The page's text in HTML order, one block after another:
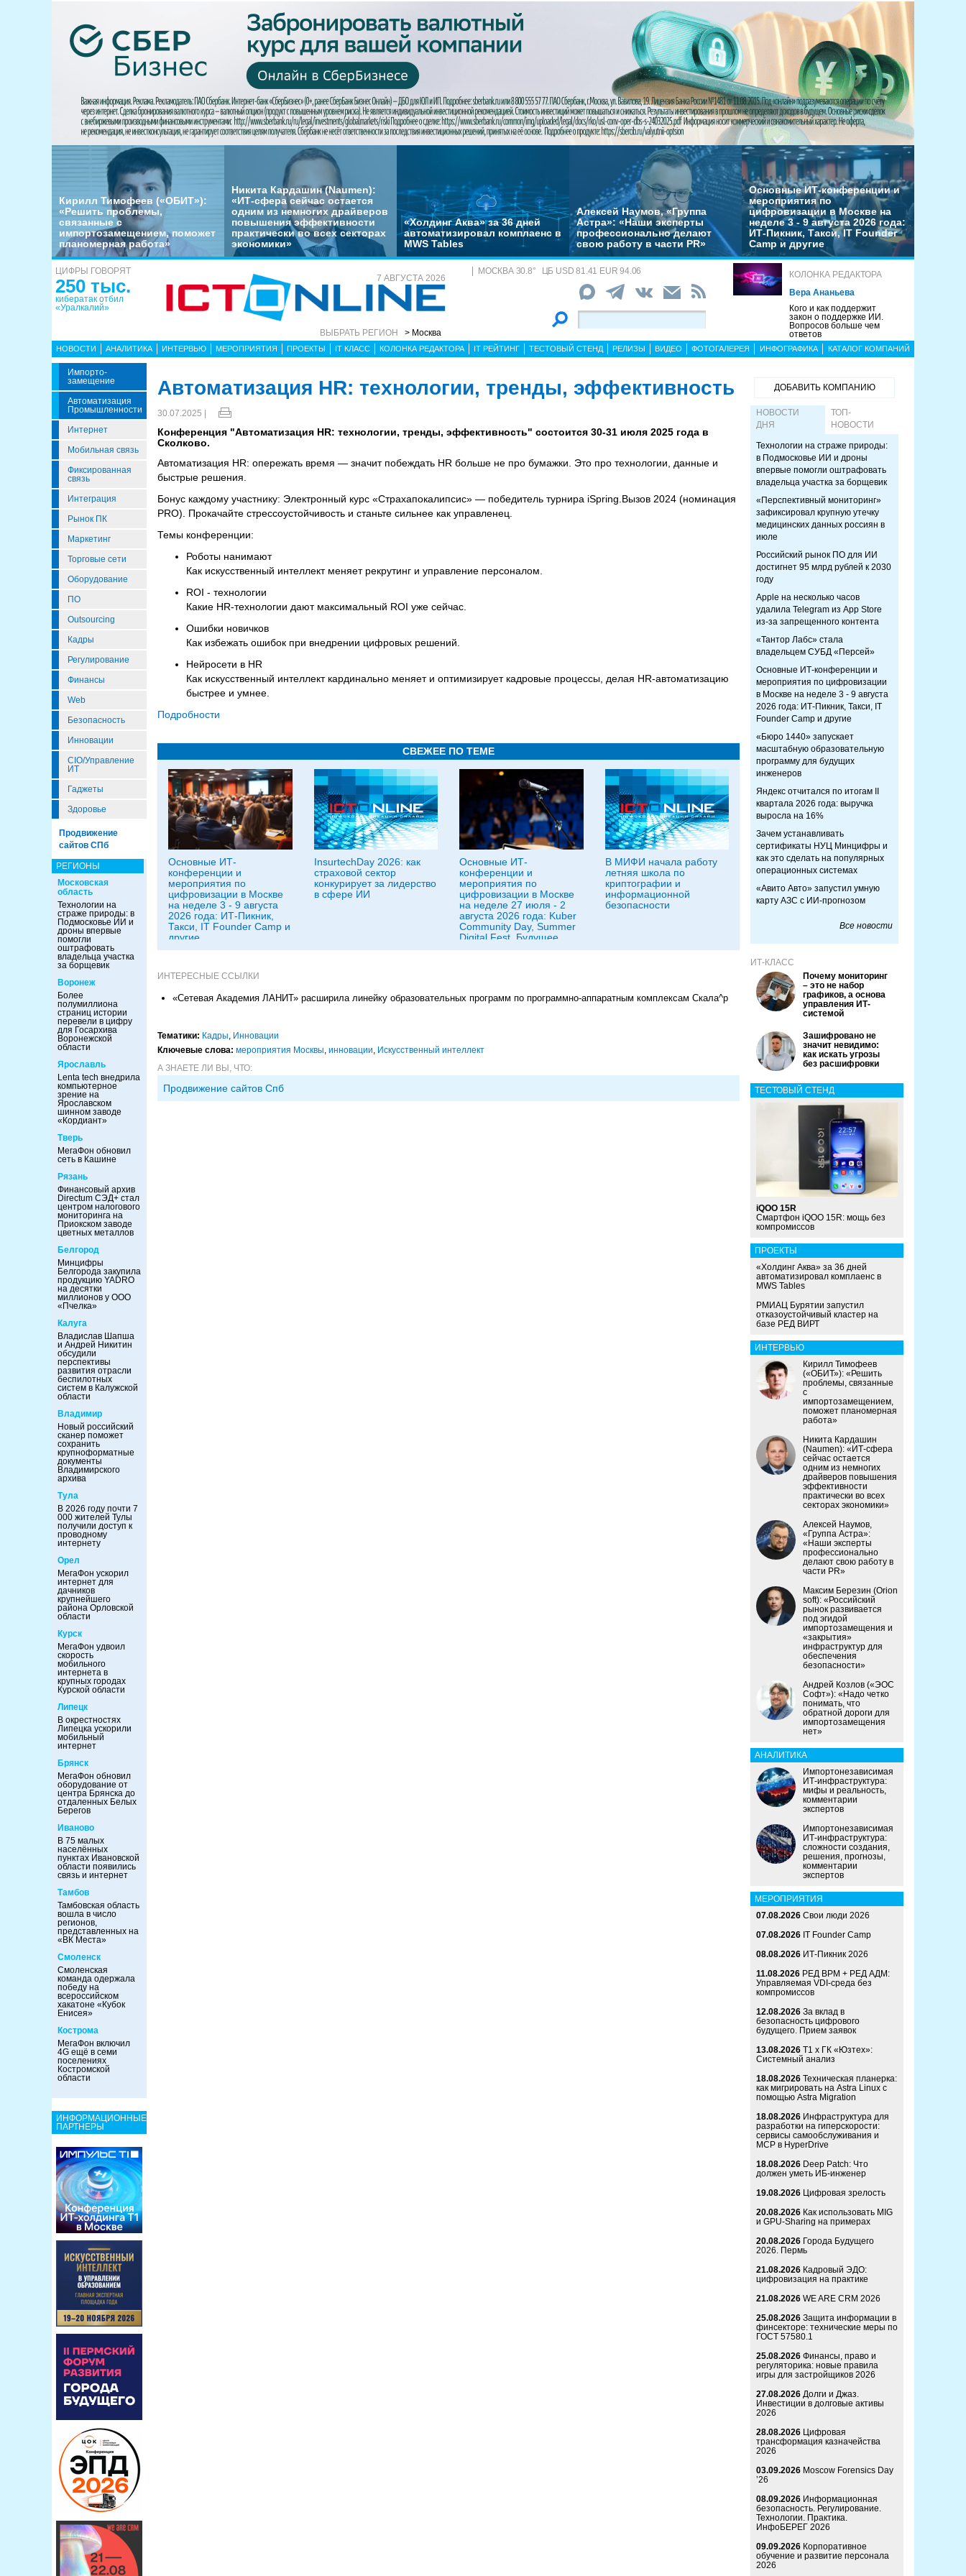
Кирилл Тимофеев («ОБИТ»):
«Решить проблемы,
связанные с
импортозамещением, поможет
планомерная работа»
Никита Кардашин (Naumen):
«ИТ-сфера сейчас остается
одним из немногих драйверов
повышения эффективности
практически во всех секторах
экономики»
«Холдинг Аква» за 36 дней
автоматизировал комплаенс в
MWS Tables
Алексей Наумов, «Группа
Астра»: «Наши эксперты
профессионально делают
свою работу в части PR»
Основные ИТ-конференции и
мероприятия по
цифровизации в Москве на
неделе 3 - 9 августа 2026 года:
ИТ-Пикник, Такси, IT Founder
Camp и другие
ЦИФРЫ ГОВОРЯТ
250 тыс.
кибератак отбил
«Уралкалий»
7 АВГУСТА 2026
ВЫБРАТЬ РЕГИОН > Москва
МОСКВА 30.8° ЦБ USD 81.41 EUR 94.06
КОЛОНКА РЕДАКТОРА
Вера Ананьева
Кого и как поддержит
закон о поддержке ИИ.
Вопросов больше чем
ответов
НОВОСТИ АНАЛИТИКА ИНТЕРВЬЮ МЕРОПРИЯТИЯ ПРОЕКТЫ IT КЛАСС КОЛОНКА РЕДАКТОРА IT РЕЙТИНГ ТЕСТОВЫЙ СТЕНД РЕЛИЗЫ ВИДЕО ФОТОГАЛЕРЕЯ ИНФОГРАФИКА КАТАЛОГ КОМПАНИЙ
Импорто­
Замещение
Автоматизация
Промышленности
Интернет
Мобильная связь
Фиксированная
связь
Интеграция
Рынок ПК
Маркетинг
Торговые сети
Оборудование
ПО
Outsourcing
Кадры
Регулирование
Финансы
Web
Безопасность
Инновации
CIO/Управление
ИТ
Гаджеты
Здоровье
Продвижение
сайтов СПб
РЕГИОНЫ
Московская
область
Технологии на
страже природы: в
Подмосковье ИИ и
дроны впервые
помогли
оштрафовать
владельца участка
за борщевик
Воронеж
Более
полумиллиона
страниц истории
перевели в цифру
для Госархива
Воронежской
области
Ярославль
Lenta tech внедрила
компьютерное
зрение на
Ярославском
шинном заводе
«Кордиант»
Тверь
МегаФон обновил
сеть в Кашине
Рязань
Финансовый архив
Directum СЭД+ стал
центром налогового
мониторинга на
Приокском заводе
цветных металлов
Белгород
Минцифры
Белгорода закупила
продукцию YADRO
на десятки
миллионов у ООО
«Пчелка»
Калуга
Владислав Шапша
и Андрей Никитин
обсудили
перспективы
развития отрасли
беспилотных
систем в Калужской
области
Владимир
Новый российский
сканер поможет
сохранить
крупноформатные
документы
Владимирского
архива
Тула
В 2026 году почти 7
000 жителей Тулы
получили доступ к
проводному
интернету
Орел
МегаФон ускорил
интернет для
дачников
крупнейшего
района Орловской
области
Курск
МегаФон удвоил
скорость
мобильного
интернета в
крупных городах
Курской области
Липецк
В окрестностях
Липецка ускорили
мобильный
интернет
Брянск
МегаФон обновил
оборудование от
центра Брянска до
отдаленных Белых
Берегов
Иваново
В 75 малых
населённых
пунктах Ивановской
области появились
связь и интернет
Тамбов
Тамбовская область
вошла в число
регионов,
представленных на
«ВК Места»
Смоленск
Смоленская
команда одержала
победу на
всероссийском
хакатоне «Кубок
Енисея»
Кострома
МегаФон включил
4G ещё в семи
поселениях
Костромской
области
ИНФОРМАЦИОННЫЕ
ПАРТНЕРЫ
Автоматизация HR: технологии, тренды, эффективность
30.07.2025 |
Конференция "Автоматизация HR: технологии, тренды, эффективность" состоится 30-31 июля 2025 года в
Сколково.
Автоматизация HR: опережать время — значит побеждать HR больше не про бумажки. Это про технологии, данные и
быстрые решения.
Бонус каждому участнику: Электронный курс «Страхапокалипсис» — победитель турнира iSpring.Вызов 2024 (номинация
PRO). Прокачайте стрессоустойчивость и станьте сильнее как управленец.
Темы конференции:
Роботы нанимают
Как искусственный интеллект меняет рекрутинг и управление персоналом.
ROI - технологии
Какие HR-технологии дают максимальный ROI уже сейчас.
Ошибки новичков
Как избежать ошибок при внедрении цифровых решений.
Нейросети в HR
Как искусственный интеллект кардинально меняет и оптимизирует кадровые процессы, делая HR-автоматизацию
быстрее и умнее.
Подробности
СВЕЖЕЕ ПО ТЕМЕ
Основные ИТ-
конференции и
мероприятия по
цифровизации в Москве
на неделе 3 - 9 августа
2026 года: ИТ-Пикник,
Такси, IT Founder Camp и
другие
InsurtechDay 2026: как
страховой сектор
конкурирует за лидерство
в сфере ИИ
Основные ИТ-
конференции и
мероприятия по
цифровизации в Москве
на неделе 27 июля - 2
августа 2026 года: Kuber
Community Day, Summer
Digital Fest, Будущее
исследований в
В МИФИ начала работу
летняя школа по
криптографии и
информационной
безопасности
ИНТЕРЕСНЫЕ ССЫЛКИ
«Сетевая Академия ЛАНИТ» расширила линейку образовательных программ по программно-аппаратным комплексам Скала^p
Тематики: Кадры, Инновации
Ключевые слова: мероприятия Москвы, инновации, Искусственный интеллект
А ЗНАЕТЕ ЛИ ВЫ, ЧТО:
Продвижение сайтов Спб
ДОБАВИТЬ КОМПАНИЮ
НОВОСТИ
ДНЯ
ТОП-
НОВОСТИ
Технологии на страже природы:
в Подмосковье ИИ и дроны
впервые помогли оштрафовать
владельца участка за борщевик
«Перспективный мониторинг»
зафиксировал крупную утечку
медицинских данных россиян в
июле
Российский рынок ПО для ИИ
достигнет 95 млрд рублей к 2030
году
Apple на несколько часов
удалила Telegram из App Store
из-за запрещенного контента
«Тантор Лабс» стала
владельцем СУБД «Персей»
Основные ИТ-конференции и
мероприятия по цифровизации
в Москве на неделе 3 - 9 августа
2026 года: ИТ-Пикник, Такси, IT
Founder Camp и другие
«Бюро 1440» запускает
масштабную образовательную
программу для будущих
инженеров
Яндекс отчитался по итогам II
квартала 2026 года: выручка
выросла на 16%
Зачем устанавливать
сертификаты НУЦ Минцифры и
как это сделать на популярных
операционных системах
«Авито Авто» запустил умную
карту АЗС с ИИ-прогнозом
Все новости
ИТ-КЛАСС
Почему мониторинг
– это не набор
графиков, а основа
управления ИТ-
системой
Зашифровано не
значит невидимо:
как искать угрозы
без расшифровки
ТЕСТОВЫЙ СТЕНД
iQOO 15R
Смартфон iQOO 15R: мощь без
компромиссов
ПРОЕКТЫ
«Холдинг Аква» за 36 дней
автоматизировал комплаенс в
MWS Tables
РМИАЦ Бурятии запустил
отказоустойчивый кластер на
базе РЕД ВИРТ
ИНТЕРВЬЮ
Кирилл Тимофеев
(«ОБИТ»): «Решить
проблемы, связанные
с
импортозамещением,
поможет планомерная
работа»
Никита Кардашин
(Naumen): «ИТ-сфера
сейчас остается
одним из немногих
драйверов повышения
эффективности
практически во всех
секторах экономики»
Алексей Наумов,
«Группа Астра»:
«Наши эксперты
профессионально
делают свою работу в
части PR»
Максим Березин (Orion
soft): «Российский
рынок развивается
под эгидой
импортозамещения и
«закрытия»
инфраструктур для
обеспечения
безопасности»
Андрей Козлов («ЭОС
Софт»): «Надо четко
понимать, что
обратной дороги для
импортозамещения
нет»
АНАЛИТИКА
Импортонезависимая
ИТ-инфраструктура:
мифы и реальность,
комментарии
экспертов
Импортонезависимая
ИТ-инфраструктура:
сложности создания,
решения, прогнозы,
комментарии
экспертов
МЕРОПРИЯТИЯ
07.08.2026 Свои люди 2026
07.08.2026 IT Founder Camp
08.08.2026 ИТ-Пикник 2026
11.08.2026 РЕД ВРМ + РЕД АДМ:
Управляемая VDI-среда без
компромиссов
12.08.2026 За вклад в
безопасность цифрового
будущего. Прием заявок
13.08.2026 Т1 x ГК «Юзтех»:
Системный анализ
18.08.2026 Техническая планерка:
как мигрировать на Astra Linux с
помощью Astra Migration
18.08.2026 Инфраструктура для
разработки на гиперскорости:
сервисы самообслуживания и
MCP в HyperDrive
18.08.2026 Deep Patch: Что
должен уметь ИБ-инженер
19.08.2026 Цифровая зрелость
20.08.2026 Как использовать MIG
и GPU-Sharing на примерах
20.08.2026 Города Будущего
2026. Пермь
21.08.2026 Кадровый ЭДО:
цифровизация на практике
21.08.2026 WE ARE CRM 2026
25.08.2026 Защита информации в
финсекторе: технические меры по
ГОСТ 57580.1
25.08.2026 Финансы, право и
регуляторика: новые правила
игры для застройщиков 2026
27.08.2026 Долги и Джаз.
Инвестиции в долговые активы
2026
28.08.2026 Цифровая
трансформация казначейства
2026
03.09.2026 Moscow Forensics Day
’26
08.09.2026 Информационная
безопасность. Регулирование.
Технологии. Практика.
ИнфоБЕРЕГ 2026
09.09.2026 Корпоративное
обучение и развитие персонала
2026